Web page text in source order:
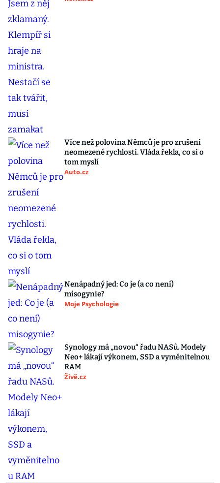
Více než polovina Němců je pro zrušení
neomezené rychlosti. Vláda řekla, co si o
tom myslí
Auto.cz
Nenápadný jed: Co je (a co není)
misogynie?
Moje Psychologie
Synology má „novou“ řadu NASů. Modely
Neo+ lákají výkonem, SSD a vyměnitelnou
RAM
Živě.cz